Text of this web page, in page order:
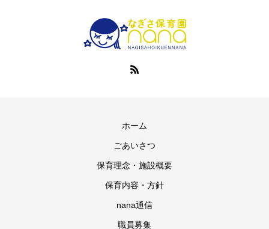
ホーム
ごあいさつ
保育理念・施設概要
保育内容・方針
nana通信
職員募集